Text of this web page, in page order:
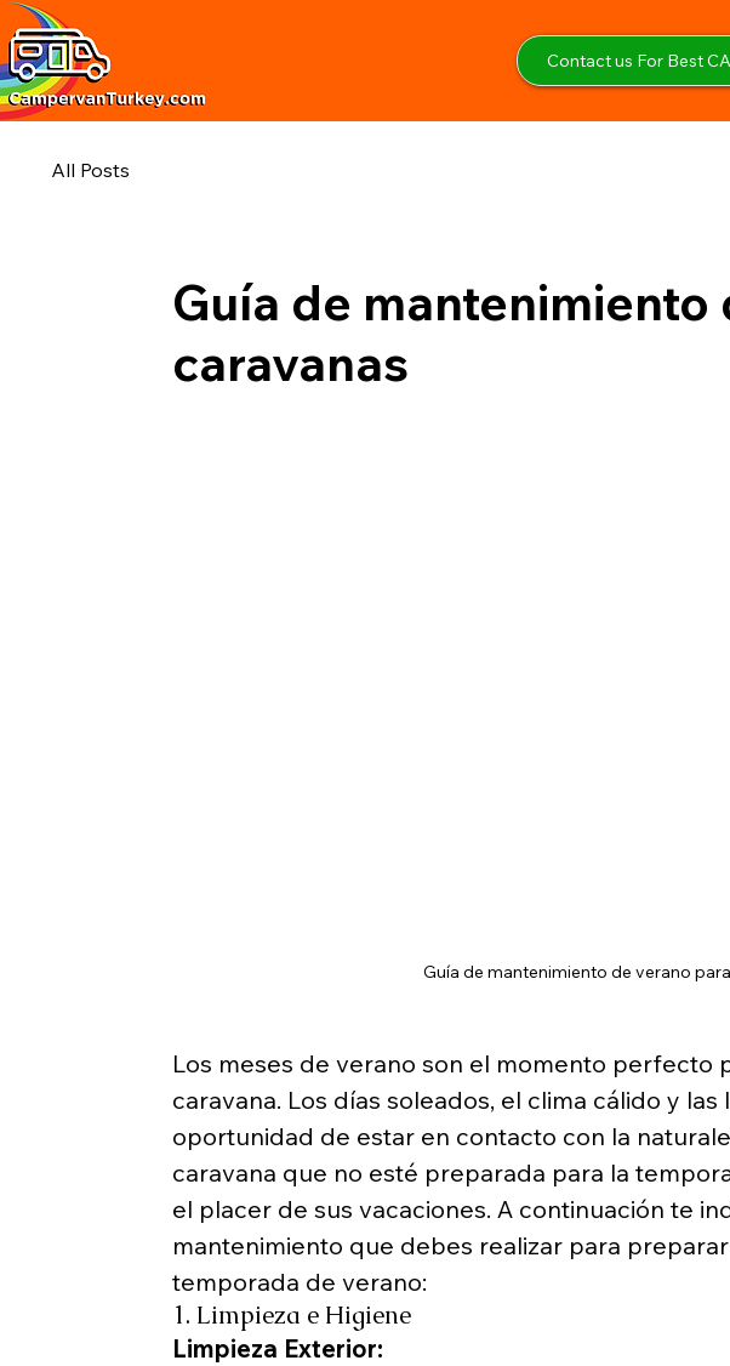
Contact us For Best
All Posts
Guía de mantenimiento
caravanas
Guía de mantenimiento de verano
Los meses de verano son el momento perfecto
caravana. Los días soleados, el clima cálido y
oportunidad de estar en contacto con la
caravana que no esté preparada para la
el placer de sus vacaciones. A continuación te
mantenimiento que debes realizar para
temporada de verano:
1. Limpieza e Higiene
Limpieza Exterior: